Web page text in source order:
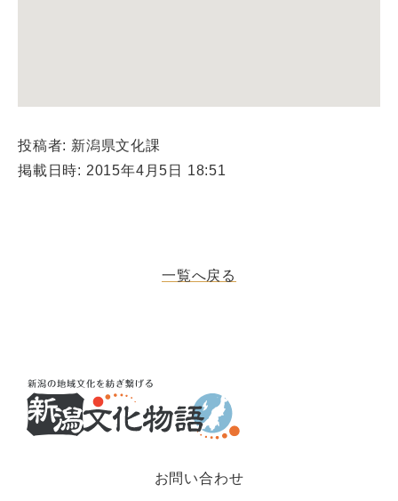
投稿者: 新潟県文化課
掲載日時: 2015年4月5日 18:51
一覧へ戻る
お問い合わせ